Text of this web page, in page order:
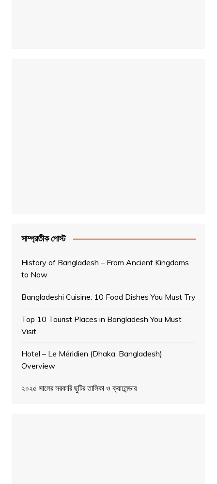
সাম্প্রতীক পোস্ট
History of Bangladesh – From Ancient Kingdoms
to Now
Bangladeshi Cuisine: 10 Food Dishes You Must Try
Top 10 Tourist Places in Bangladesh You Must
Visit
Hotel – Le Méridien (Dhaka, Bangladesh)
Overview
২০২৫ সালের সরকারি ছুটির তালিকা ও ক্যালেন্ডার